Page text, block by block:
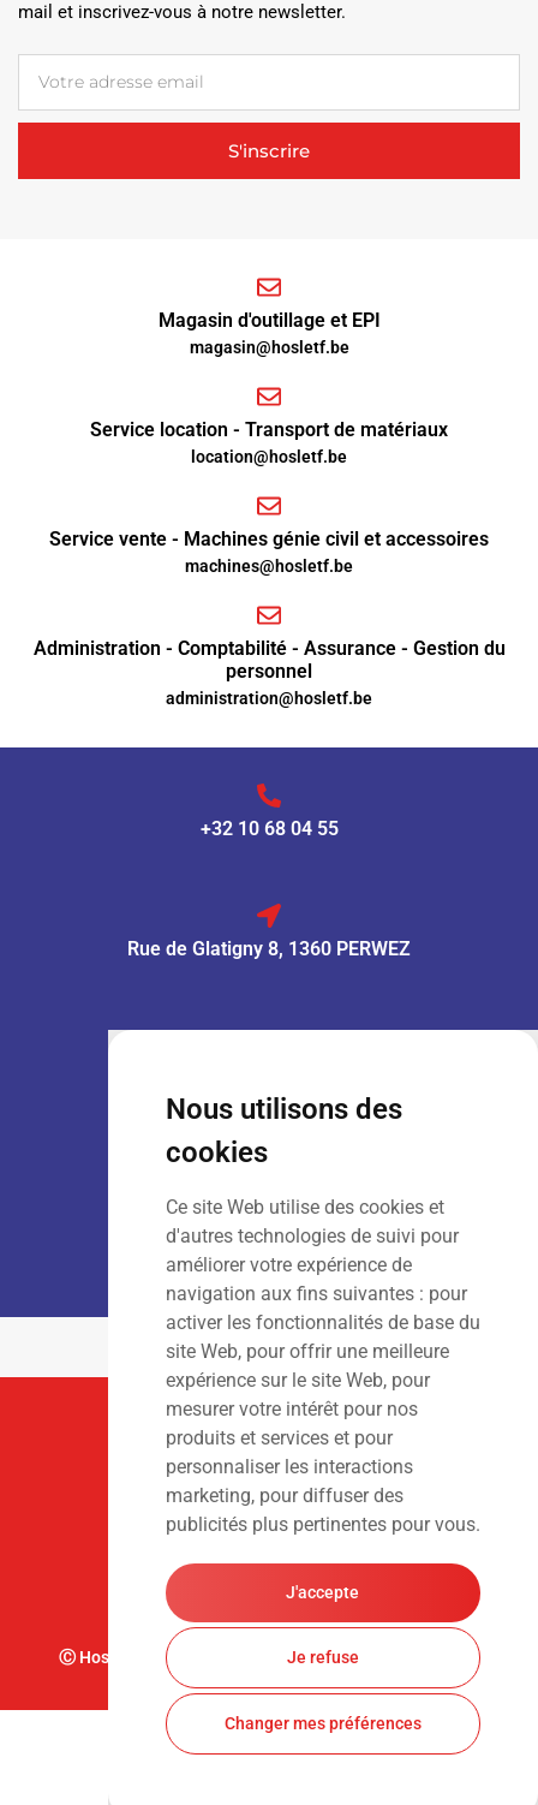
Nous utilisons des
cookies
Ce site Web utilise des cookies et
d'autres technologies de suivi pour
améliorer votre expérience de
navigation aux fins suivantes : pour
activer les fonctionnalités de base du
site Web, pour offrir une meilleure
expérience sur le site Web, pour
mesurer votre intérêt pour nos
produits et services et pour
personnaliser les interactions
marketing, pour diffuser des
publicités plus pertinentes pour vous.
J'accepte
Je refuse
Changer mes préférences
mail et inscrivez-vous à notre newsletter.
S'inscrire
Magasin d'outillage et EPI
magasin@hosletf.be
Service location - Transport de matériaux
location@hosletf.be
Service vente - Machines génie civil et accessoires
machines@hosletf.be
Administration - Comptabilité - Assurance - Gestion du
personnel
administration@hosletf.be
+32 10 68 04 55
Rue de Glatigny 8, 1360 PERWEZ
: 9h00 – 13h00
Dim: Fermé
LOCATION :
Lun – Ven: 7h00 – 18h00
Sam – Dim
: Fermé
Suivez-Nous
Ⓒ Hoslet Frédéric S.A. Tous droits réservés. Design par